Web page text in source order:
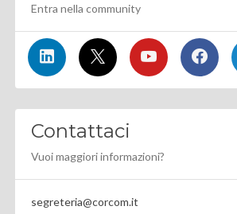
Entra nella community
Contattaci
Vuoi maggiori informazioni?
segreteria@corcom.it